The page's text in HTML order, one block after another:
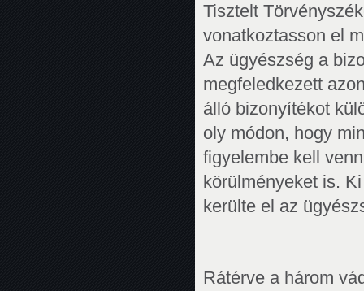
Tisztelt
vonatkoztasson el
Az ügyészség a
megfeledkezett
álló bizonyítékot
oly módon, hogy
figyelembe kell
körülményeket is.
kerülte el az
Rátérve a három